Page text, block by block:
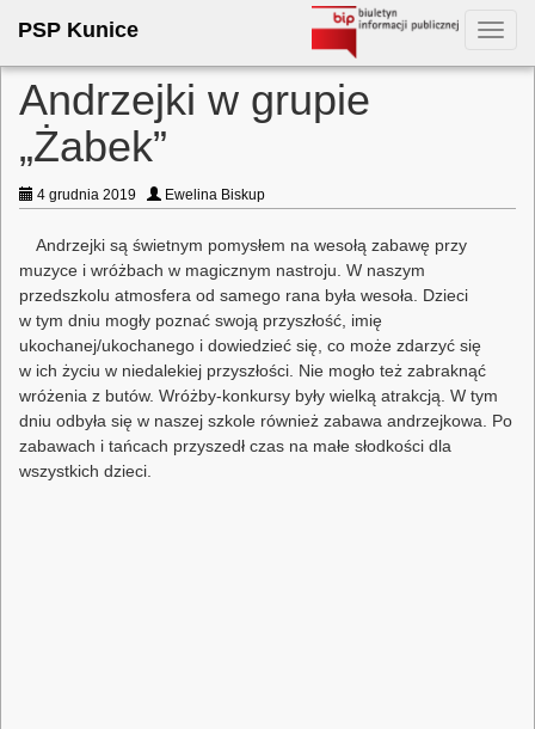
PSP Kunice
Andrzejki w grupie
„Żabek”
4 grudnia 2019 Ewelina Biskup
Andrzejki są świetnym pomysłem na wesołą zabawę przy
muzyce i wróżbach w magicznym nastroju. W naszym
przedszkolu atmosfera od samego rana była wesoła. Dzieci
w tym dniu mogły poznać swoją przyszłość, imię
ukochanej/ukochanego i dowiedzieć się, co może zdarzyć się
w ich życiu w niedalekiej przyszłości. Nie mogło też zabraknąć
wróżenia z butów. Wróżby-konkursy były wielką atrakcją. W tym
dniu odbyła się w naszej szkole również zabawa andrzejkowa. Po
zabawach i tańcach przyszedł czas na małe słodkości dla
wszystkich dzieci.